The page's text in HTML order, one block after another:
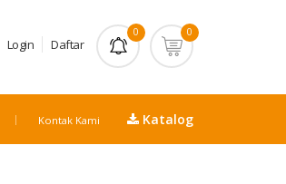
Login Daftar
0 0
Kontak Kami Katalog